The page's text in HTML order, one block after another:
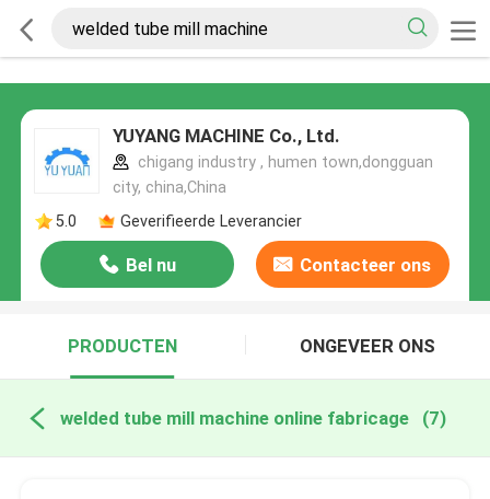
YUYANG MACHINE Co., Ltd.
chigang industry , humen town,dongguan
city, china,China
5.0
Geverifieerde Leverancier
Bel nu Contacteer ons
PRODUCTEN ONGEVEER ONS
welded tube mill machine online fabricage (7)